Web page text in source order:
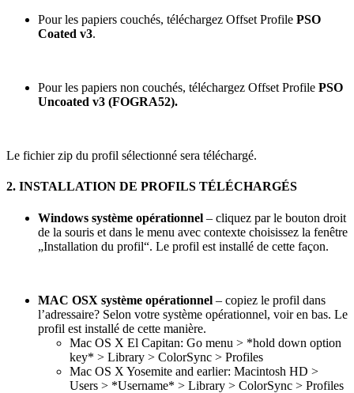
Pour les papiers couchés, téléchargez Offset Profile PSO
Coated v3.
Pour les papiers non couchés, téléchargez Offset Profile PSO
Uncoated v3 (FOGRA52).
Le fichier zip du profil sélectionné sera téléchargé.
2. INSTALLATION DE PROFILS TÉLÉCHARGÉS
Windows système opérationnel – cliquez par le bouton droit
de la souris et dans le menu avec contexte choisissez la fenêtre
„Installation du profil“. Le profil est installé de cette façon.
MAC OSX système opérationnel – copiez le profil dans
l’adressaire? Selon votre système opérationnel, voir en bas. Le
profil est installé de cette manière.
Mac OS X El Capitan: Go menu > *hold down option
key* > Library > ColorSync > Profiles
Mac OS X Yosemite and earlier: Macintosh HD >
Users > *Username* > Library > ColorSync > Profiles